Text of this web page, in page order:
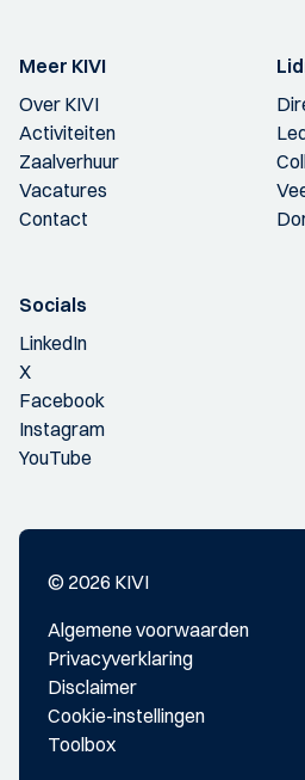
Meer KIVI
Over KIVI
Activiteiten
Zaalverhuur
Vacatures
Contact
Socials
LinkedIn
X
Facebook
Instagram
YouTube
© 2026 KIVI
Algemene voorwaarden
Privacyverklaring
Disclaimer
Cookie-instellingen
Toolbox